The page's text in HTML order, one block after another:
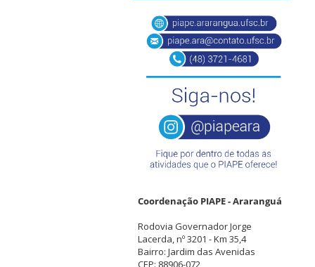
Coordenação PIAPE - Araranguá
Rodovia Governador Jorge
Lacerda, nº 3201 - Km 35,4
Bairro: Jardim das Avenidas
CEP: 88906-072